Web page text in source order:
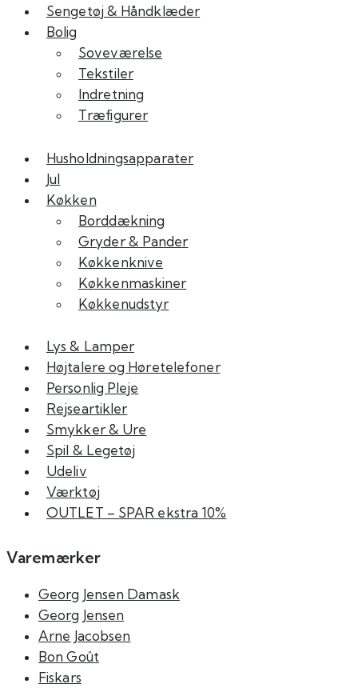
Sengetøj & Håndklæder
Bolig
Soveværelse
Tekstiler
Indretning
Træfigurer
Husholdningsapparater
Jul
Køkken
Borddækning
Gryder & Pander
Køkkenknive
Køkkenmaskiner
Køkkenudstyr
Lys & Lamper
Højtalere og Høretelefoner
Personlig Pleje
Rejseartikler
Smykker & Ure
Spil & Legetøj
Udeliv
Værktøj
OUTLET – SPAR ekstra 10%
Varemærker
Georg Jensen Damask
Georg Jensen
Arne Jacobsen
Bon Goût
Fiskars